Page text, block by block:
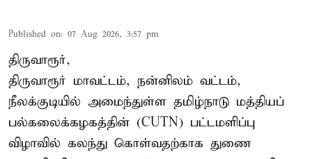
Published on: 07 Aug 2026, 3:57 pm
திருவாரூர்,
திருவாரூர் மாவட்டம், நன்னிலம் வட்டம்,
நீலக்குடியில் அமைந்துள்ள தமிழ்நாடு மத்தியப்
பல்கலைக்கழகத்தின் (CUTN) பட்டமளிப்பு
விழாவில் கலந்து கொள்வதற்காக துணை